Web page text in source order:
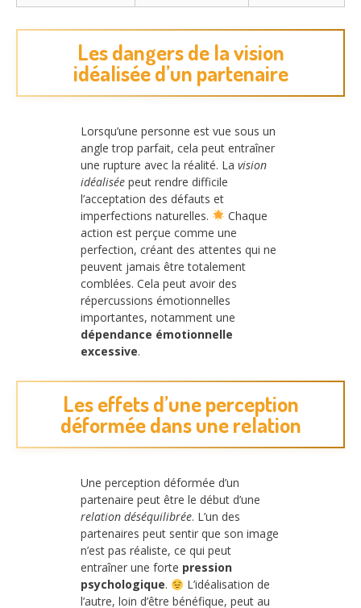
Les dangers de la vision
idéalisée d’un partenaire
Lorsqu’une personne est vue sous un
angle trop parfait, cela peut entraîner
une rupture avec la réalité. La vision
idéalisée peut rendre difficile
l’acceptation des défauts et
imperfections naturelles.
Chaque
action est perçue comme une
perfection, créant des attentes qui ne
peuvent jamais être totalement
comblées. Cela peut avoir des
répercussions émotionnelles
importantes, notamment une
dépendance émotionnelle
excessive.
Les effets d’une perception
déformée dans une relation
Une perception déformée d’un
partenaire peut être le début d’une
relation déséquilibrée. L’un des
partenaires peut sentir que son image
n’est pas réaliste, ce qui peut
entraîner une forte pression
psychologique.
L’idéalisation de
l’autre, loin d’être bénéfique, peut au